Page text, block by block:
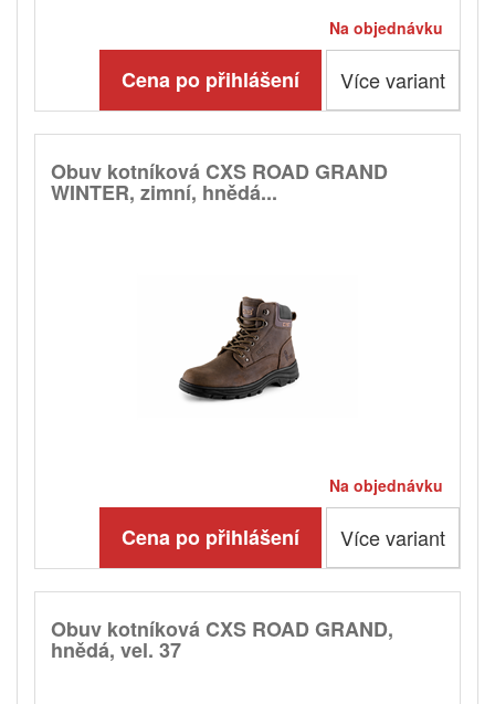
Na objednávku
Cena po přihlášení Více variant
Obuv kotníková CXS ROAD GRAND
WINTER, zimní, hnědá...
Na objednávku
Cena po přihlášení Více variant
Obuv kotníková CXS ROAD GRAND,
hnědá, vel. 37